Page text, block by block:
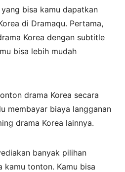
bisa kamu dapatkan
di Dramaqu. Pertama,
Korea dengan subtitle
bisa lebih mudah
drama Korea secara
membayar biaya langganan
drama Korea lainnya.
banyak pilihan
kamu tonton. Kamu bisa